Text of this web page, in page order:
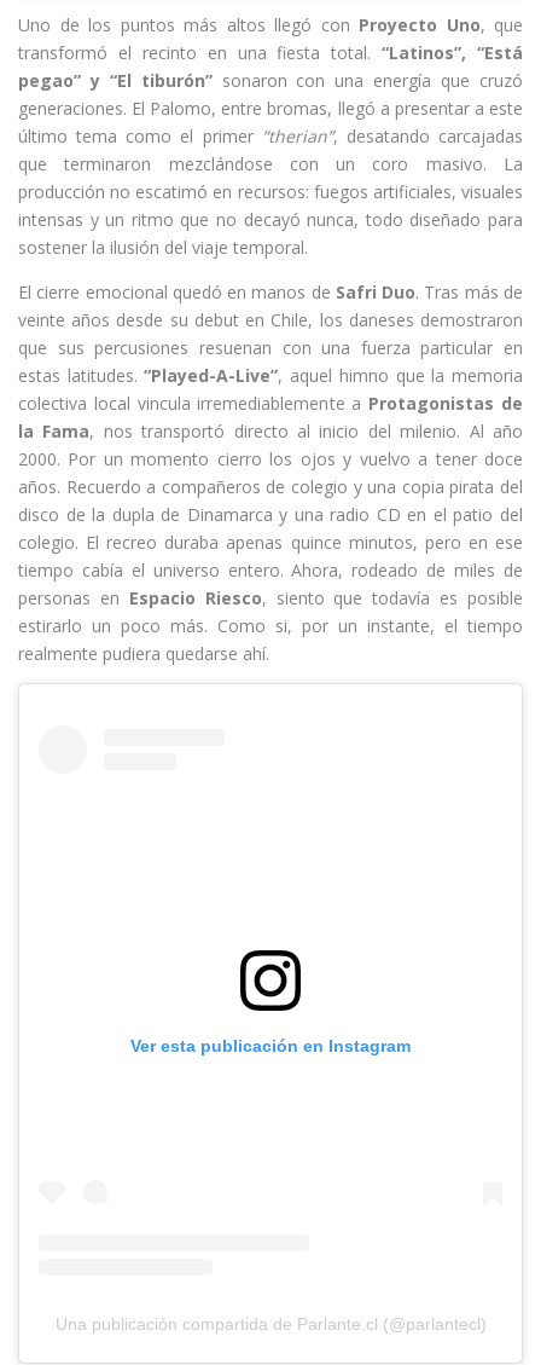
Uno de los puntos más altos llegó con Proyecto Uno, que
transformó el recinto en una fiesta total.“Latinos”, “Está
pegao” y “El tiburón”sonaron con una energía que cruzó
generaciones. El Palomo, entre bromas, llegó a presentar a este
último tema como el primer “therian”, desatando carcajadas
que terminaron mezclándose con un coro masivo. La
producción no escatimó en recursos: fuegos artificiales, visuales
intensas y un ritmo que no decayó nunca, todo diseñado para
sostener la ilusión del viaje temporal.
El cierre emocional quedó en manos de Safri Duo. Tras más de
veinte años desde su debut en Chile, los daneses demostraron
que sus percusiones resuenan con una fuerza particular en
estas latitudes.“Played-A-Live”, aquel himno que la memoria
colectiva local vincula irremediablemente a Protagonistas de
la Fama, nos transportó directo al inicio del milenio. Al año
2000. Por un momento cierro los ojos y vuelvo a tener doce
años. Recuerdo a compañeros de colegio y una copia pirata del
disco de la dupla de Dinamarca y una radio CD en el patio del
colegio. El recreo duraba apenas quince minutos, pero en ese
tiempo cabía el universo entero. Ahora, rodeado de miles de
personas en Espacio Riesco, siento que todavía es posible
estirarlo un poco más. Como si, por un instante, el tiempo
realmente pudiera quedarse ahí.
Ver esta publicación en Instagram
Una publicación compartida de Parlante.cl (@parlantecl)